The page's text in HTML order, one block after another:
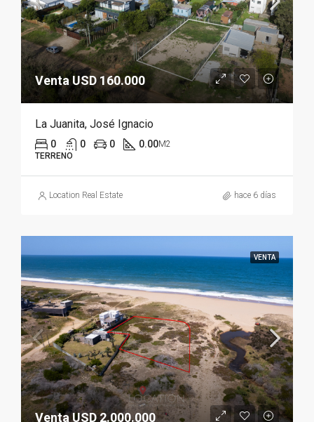
Venta USD 160.000
La Juanita, José Ignacio
0 0 0 0.00M2
TERRENO
Location Real Estate hace 6 días
VENTA
Venta USD 2.000.000